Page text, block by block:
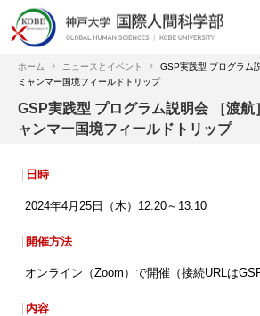
イ
パ
ン
ず
ホーム ニュースとイベント
GSP実践型 プログラム
ミャンマー国境フィールドトリップ
GSP実践型 プログラム説明会 ［渡航
ャンマー国境フィールドトリップ
日時
2024年4月25日（木）12:20～13:10
開催方法
オンライン（Zoom）で開催（接続URLは
内容